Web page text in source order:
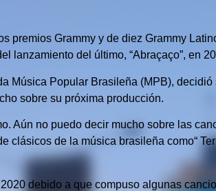
premios Grammy y de diez Grammy
lanzamiento del último, “Abraçaço”, en
Música Popular Brasileña (MPB),
sobre su próxima producción.
Aún no puedo decir mucho sobre las
de la música brasileña como“
debido a que compuso algunas